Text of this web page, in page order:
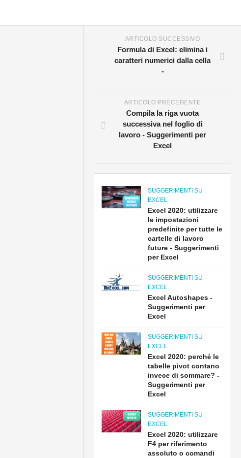
ARTICOLO SUCCESSIVO
Formula di Excel: elimina i
caratteri numerici dalla cella
-
ARTICOLO PRECEDENTE
Compila la riga vuota
successiva nel foglio di
lavoro - Suggerimenti per
Excel
SUGGERIMENTI SU
EXCEL
Excel 2020: utilizzare
le impostazioni
predefinite per tutte le
cartelle di lavoro
future - Suggerimenti
per Excel
SUGGERIMENTI SU
EXCEL
Excel Autoshapes -
Suggerimenti per
Excel
SUGGERIMENTI SU
EXCEL
Excel 2020: perché le
tabelle pivot contano
invece di sommare? -
Suggerimenti per
Excel
SUGGERIMENTI SU
EXCEL
Excel 2020: utilizzare
F4 per riferimento
assoluto o comandi